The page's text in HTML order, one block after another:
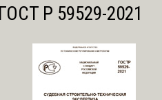
ГОСТ Р 59529-2021